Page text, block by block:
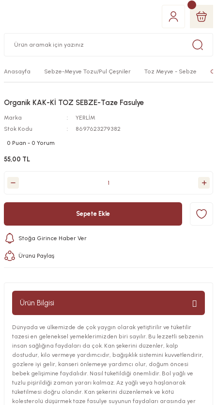
Anasayfa Sebze-Meyve Tozu/Pul Çeşniler Toz Meyve - Sebze
Organik KAK-Kİ TOZ SEBZE-Taze Fasulye
Marka
YERLİM
Stok Kodu
8697623279382
0 Puan - 0 Yorum
55,00 TL
Sepete Ekle
Stoğa Girince Haber Ver
Ürünü Paylaş
Ürün Bilgisi
Dünyada ve ülkemizde de çok yaygın olarak yetiştirilir ve tüketilir
tazesi en geleneksel yemeklerimizden biri sayılır. Bu lezzetli sebzenin
insan sağlığına faydaları da çok. Kan şekerini düzenler, kalp
dostudur, kilo vermeye yardımcıdır, bağışıklık sistemini kuvvetlendirir,
gözlere iyi gelir, kanseri önlemeye yardımcı olur, doğum öncesi
bebek gelişimine faydalıdır. Nasıl tüketildiği önemlidir. Bol yağlı ve
tuzlu pişirildiği zaman yararı kalmaz. Az yağlı veya haşlanarak
tüketilmesi doğru olandır. Kan şekerini düzenlemek ve kötü
kolesterolü düşürmek taze fasulye suyunun faydaları arasında yer